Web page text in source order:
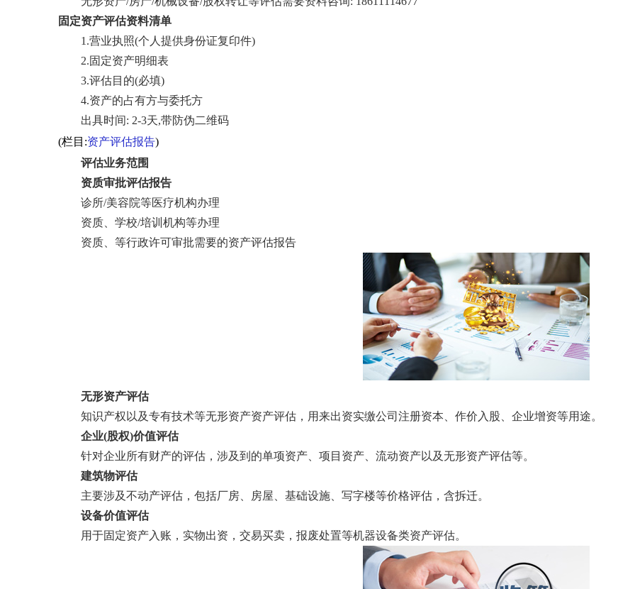
固定资产评估资料清单
1.营业执照(个人提供身份证复印件)
2.固定资产明细表
3.评估目的(必填)
4.资产的占有方与委托方
出具时间: 2-3天,带防伪二维码
(栏目:资产评估报告)
评估业务范围
资质审批评估报告
诊所/美容院等医疗机构办理
资质、学校/培训机构等办理
资质、等行政许可审批需要的资产评估报告
无形资产评估
知识产权以及专有技术等无形资产资产评估，用来出资实缴公司注册资本、作价入股、企业增资等用途。
企业(股权)价值评估
针对企业所有财产的评估，涉及到的单项资产、项目资产、流动资产以及无形资产评估等。
建筑物评估
主要涉及不动产评估，包括厂房、房屋、基础设施、写字楼等价格评估，含拆迁。
设备价值评估
用于固定资产入账，实物出资，交易买卖，报废处置等机器设备类资产评估。